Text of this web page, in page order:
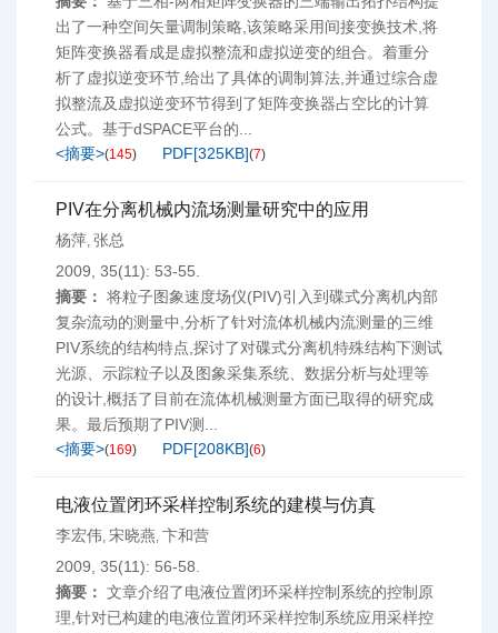
出了一种空间矢量调制策略,该策略采用间接变换技术,将
矩阵变换器看成是虚拟整流和虚拟逆变的组合。着重分
析了虚拟逆变环节,给出了具体的调制算法,并通过综合虚
拟整流及虚拟逆变环节得到了矩阵变换器占空比的计算
公式。基于dSPACE平台的...
<摘要>(145) PDF[325KB](7)
PIV在分离机械内流场测量研究中的应用
杨萍, 张总
2009, 35(11): 53-55.
摘要： 将粒子图象速度场仪(PIV)引入到碟式分离机内部
复杂流动的测量中,分析了针对流体机械内流测量的三维
PIV系统的结构特点,探讨了对碟式分离机特殊结构下测试
光源、示踪粒子以及图象采集系统、数据分析与处理等
的设计,概括了目前在流体机械测量方面已取得的研究成
果。最后预期了PIV测...
<摘要>(169) PDF[208KB](6)
电液位置闭环采样控制系统的建模与仿真
李宏伟, 宋晓燕, 卞和营
2009, 35(11): 56-58.
摘要： 文章介绍了电液位置闭环采样控制系统的控制原
理,针对已构建的电液位置闭环采样控制系统应用采样控